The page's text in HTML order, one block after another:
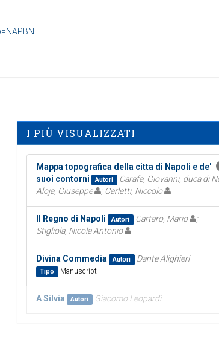
I PIÙ VISUALIZZATI
Mappa topografica della citta di Napoli e de'
suoi contorni
Autori Carafa, Giovanni, duca di
Aloja, Giuseppe
; Carletti, Niccolo
Il Regno di Napoli Autori Cartaro, Mario
;
Stigliola, Nicola Antonio
Divina Commedia Autori Dante Alighieri
Tipo Manuscript
A Silvia Autori Giacomo Leopardi